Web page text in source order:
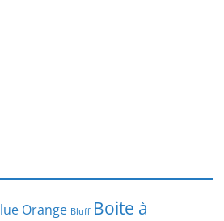
Orange Bluff Boite à